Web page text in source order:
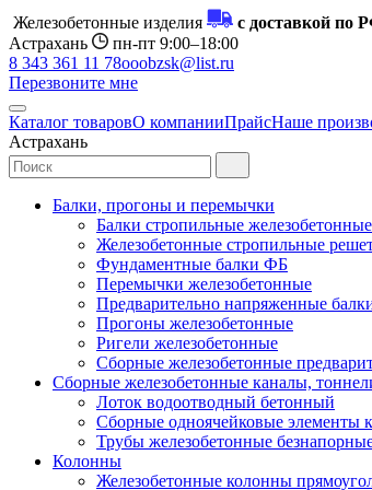
Железобетонные изделия
с доставкой по
Астрахань
пн-пт 9:00–18:00
8 343 361 11 78ooobzsk@list.ru
Перезвоните мне
Каталог товаровО компанииПрайсНаше
Астрахань
Балки, прогоны и перемычки
Балки стропильные
Железобетонные стропильные
Фундаментные балки ФБ
Перемычки железобетонные
Предварительно напряженные
Прогоны железобетонные
Ригели железобетонные
Сборные железобетонные
Сборные железобетонные каналы,
Лоток водоотводный бетонный
Сборные одноячейковые элементы
Трубы железобетонные
Колонны
Железобетонные колонны